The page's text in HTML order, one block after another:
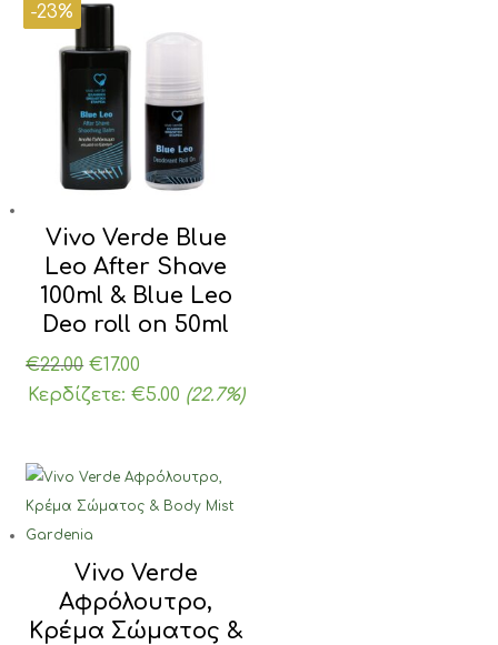
-23%
Vivo Verde Blue
Leo After Shave
100ml & Blue Leo
Deo roll on 50ml
€22.00 Original
price
€17.00
τρέχουσα
€17.00.
Κερδίζετε: €5.00 (22.7%)
-26%
Vivo Verde
Αφρόλουτρο,
Κρέμα Σώματος &
-30%
-23%